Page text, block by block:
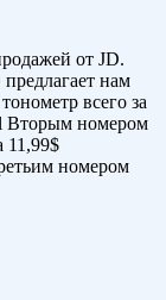
от JD.
нам
всего за
Вторым номером
11,99$
номером